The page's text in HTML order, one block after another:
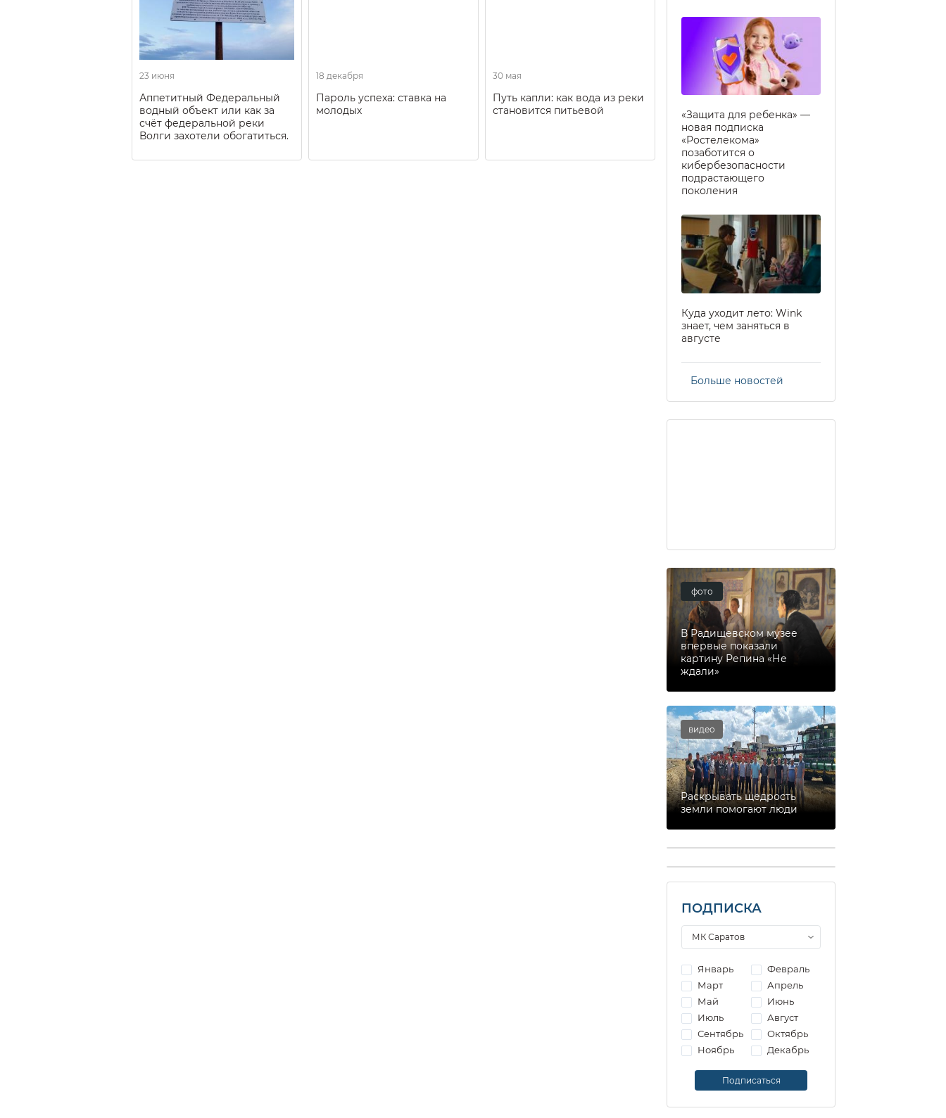
23 июня
Аппетитный Федеральный
водный объект или как за
счёт федеральной реки
Волги захотели обогатиться.
18 декабря
Пароль успеха: ставка на
молодых
30 мая
Путь капли: как вода из реки
становится питьевой
«Защита для ребенка» —
новая подписка
«Ростелекома»
позаботится о
кибербезопасности
подрастающего
поколения
Куда уходит лето: Wink
знает, чем заняться в
августе
Больше новостей
фото
В Радищевском музее
впервые показали
картину Репина «Не
ждали»
видео
Раскрывать щедрость
земли помогают люди
ПОДПИСКА
Январь
Февраль
Март
Апрель
Май
Июнь
Июль
Август
Сентябрь
Октябрь
Ноябрь
Декабрь